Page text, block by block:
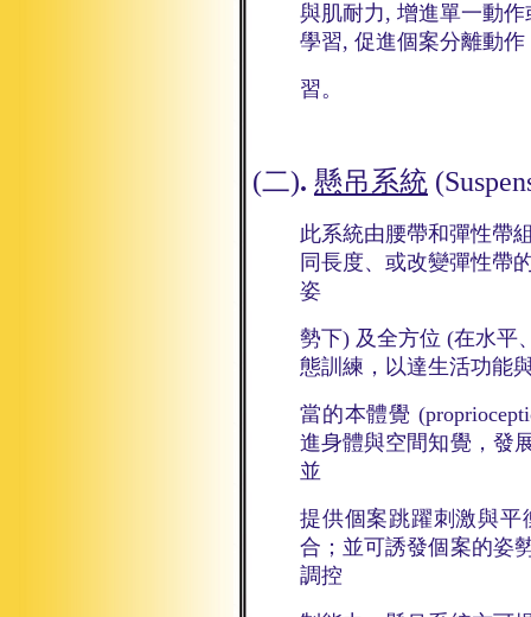
與肌耐力, 增進單一動
學習, 促進個案分離動作
習。
(二). 懸吊系統
此系統由腰帶和彈性帶
同長度、或改變彈性帶
姿
勢下) 及全方位 (在水平
態訓練，以達生活功能
當的本體覺
進身體與空間知覺，發
並
提供個案跳躍刺激與
合；並可誘發個案的姿
調控